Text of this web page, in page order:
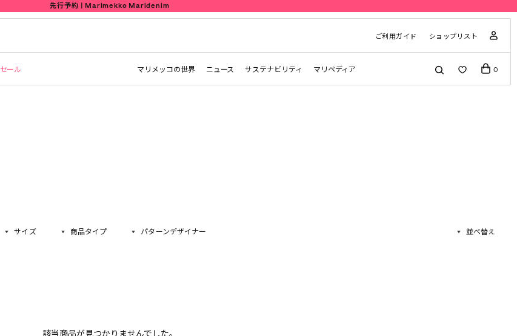
先行予約 | Marimekko Maridenim
ご利用ガイド ショップリスト
セール マリメッコの世界 ニュース サステナビリティ マリペディア 0
サイズ 商品タイプ パターンデザイナー 並べ替え
該当商品が見つかりませんでした。